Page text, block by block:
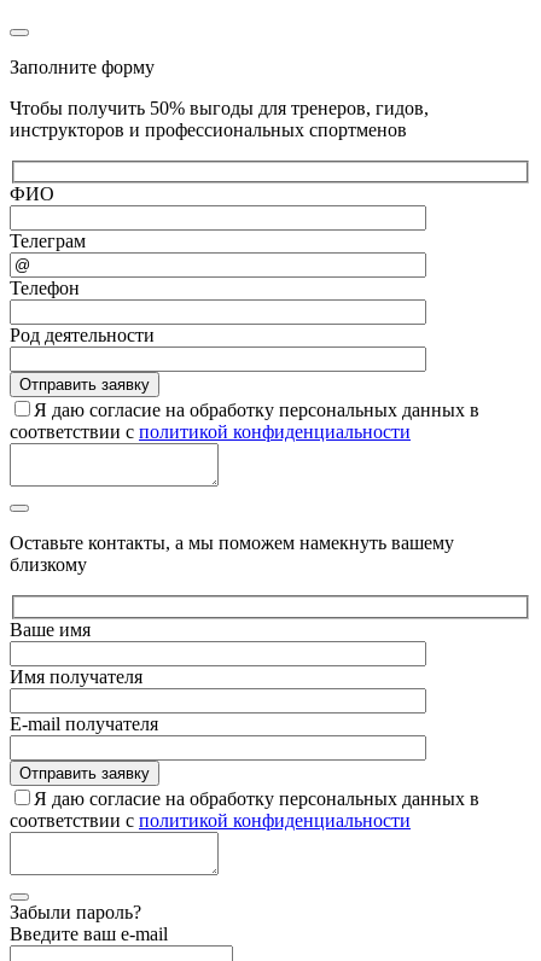
Заполните форму
Чтобы получить 50% выгоды для тренеров, гидов,
инструкторов и профессиональных спортменов
ФИО
Телеграм
Телефон
Род деятельности
Я даю согласие на обработку персональных данных в
соответствии с политикой конфиденциальности
Оставьте контакты, а мы поможем намекнуть вашему
близкому
Ваше имя
Имя получателя
E-mail получателя
Я даю согласие на обработку персональных данных в
соответствии с политикой конфиденциальности
Забыли пароль?
Введите ваш e-mail